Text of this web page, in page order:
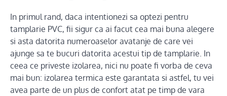
In primul rand, daca intentionezi sa optezi pentru
tamplarie PVC, fii sigur ca ai facut cea mai buna alegere
si asta datorita numeroaselor avatanje de care vei
ajunge sa te bucuri datorita acestui tip de tamplarie. In
ceea ce priveste izolarea, nici nu poate fi vorba de ceva
mai bun: izolarea termica este garantata si astfel, tu vei
avea parte de un plus de confort atat pe timp de vara